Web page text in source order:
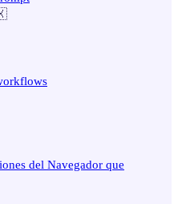
del Navegador que